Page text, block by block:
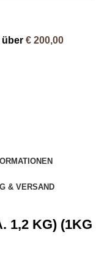
über € 200,00
& VERSAND
1,2 KG) (1KG